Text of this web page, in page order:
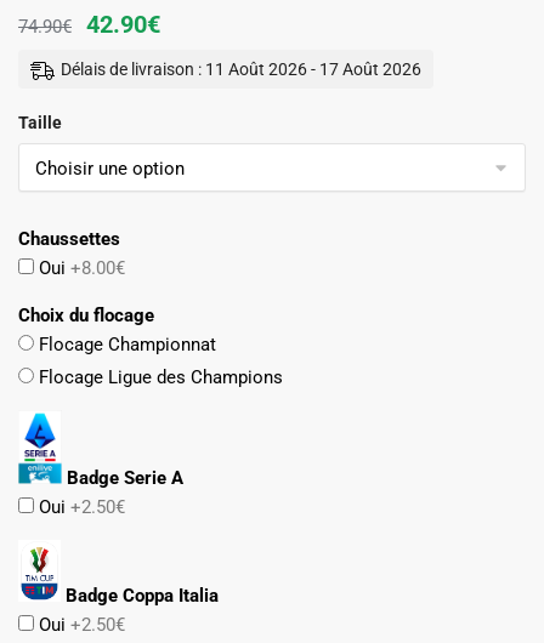
74.90€
Le
prix
74.90€.
42.90€Le
prix
42.90€.
Délais de livraison : 11 Août 2026 - 17 Août 2026
Taille
Chaussettes
Oui +8.00€
Choix du flocage
Flocage Championnat
Flocage Ligue des Champions
Badge Serie A
Oui +2.50€
Badge Coppa Italia
Oui +2.50€